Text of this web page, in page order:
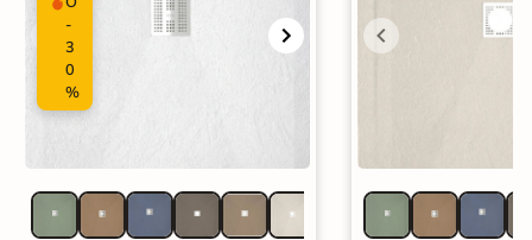
Garantie
Origine
Catégories
-
3
0
%